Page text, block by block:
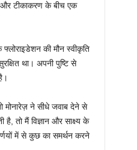
और टीकाकरण के बीच एक
की मौन स्वीकृति
था। अपनी पुष्टि से
मोनारेज़ ने सीधे जवाब देने से
तो मैं विज्ञान और साक्ष्य के
में से कुछ का समर्थन करने